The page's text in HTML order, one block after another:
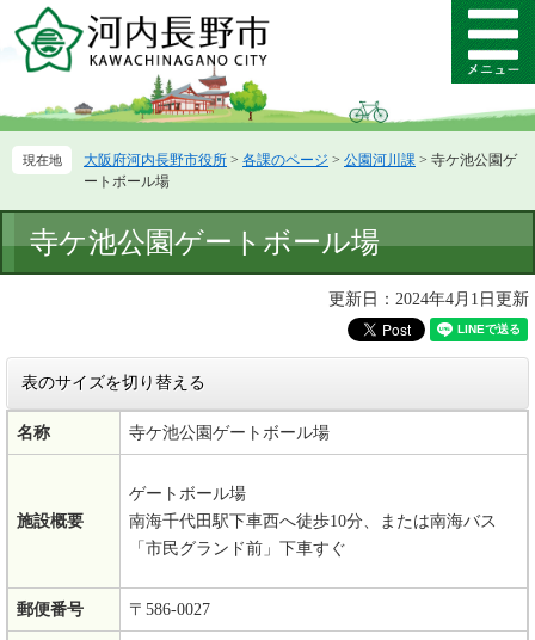
ー
先
ニ
を
て
メ
ニ
ー
大阪府河内長野市役所 > 各課のページ > 公園河川課 > 寺ケ池公園ゲ
ートボール場
文
寺ケ池公園ゲートボール場
更新日：2024年4月1日更新
表のサイズを切り替える
名称 寺ケ池公園ゲートボール場
施設概要
ゲートボール場
南海千代田駅下車西へ徒歩10分、または南海バス
「市民グランド前」下車すぐ
郵便番号 〒586-0027